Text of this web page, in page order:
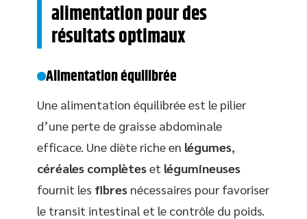
alimentation pour des
résultats optimaux
Alimentation équilibrée
Une alimentation équilibrée est le pilier
d’une perte de graisse abdominale
efficace. Une diète riche en légumes,
céréales complèteset légumineuses
fournit les fibres nécessaires pour favoriser
le transit intestinal et le contrôle du poids.